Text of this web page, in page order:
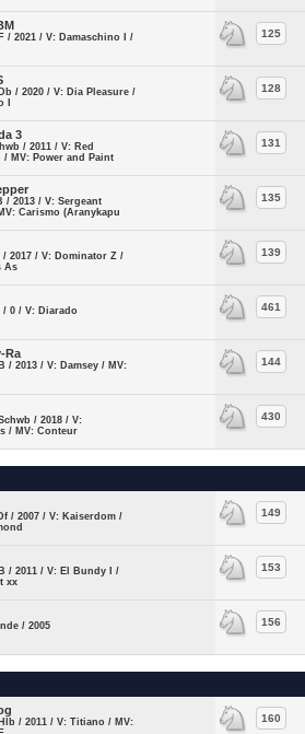
/ 2021 / V: Damaschino I /
125
/ 2020 / V: Dia Pleasure /
I
128
3
/ 2011 / V: Red
/ MV: Power and Paint
131
/ 2013 / V: Sergeant
Carismo (Aranykapu
135
/ 2017 / V: Dominator Z /
As
139
/ 0 / V: Diarado 461
Ra
/ 2013 / V: Damsey / MV:
144
/ 2018 / V:
/ MV: Conteur
430
/ 2007 / V: Kaiserdom /
149
/ 2011 / V: El Bundy I /
xx
153
/ 2005 156
/ 2011 / V: Titiano / MV:
160